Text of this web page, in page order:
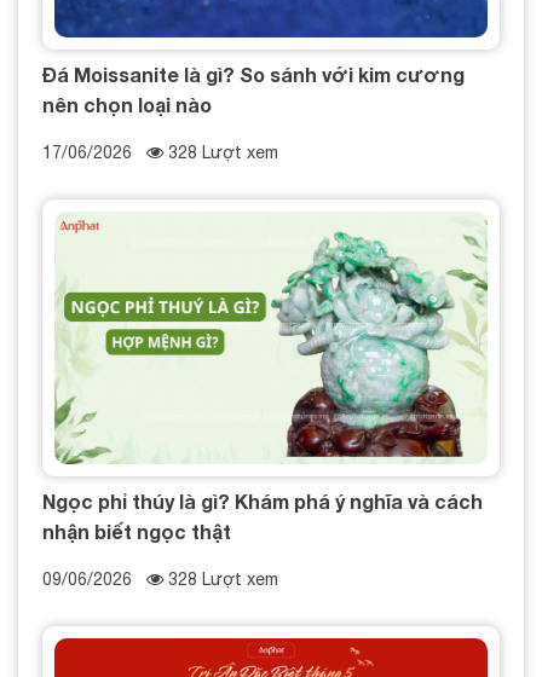
Đá Moissanite là gì? So sánh với kim cương
nên chọn loại nào
17/06/2026 328 Lượt xem
Ngọc phỉ thúy là gì? Khám phá ý nghĩa và cách
nhận biết ngọc thật
09/06/2026 328 Lượt xem